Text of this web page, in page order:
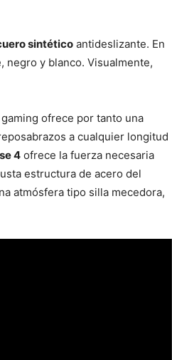
sintético antideslizante. En
negro y blanco. Visualmente,
ofrece por tanto una
a cualquier longitud
4 ofrece la fuerza necesaria
estructura de acero del
atmósfera tipo silla mecedora,